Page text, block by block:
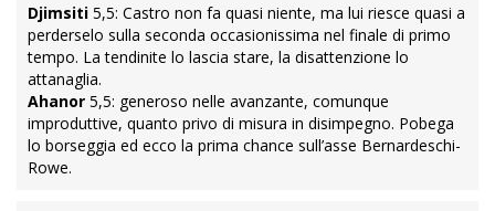
Djimsiti 5,5: Castro non fa quasi niente, ma lui riesce quasi a
perderselo sulla seconda occasionissima nel finale di primo
tempo. La tendinite lo lascia stare, la disattenzione lo
attanaglia.
Ahanor 5,5: generoso nelle avanzante, comunque
improduttive, quanto privo di misura in disimpegno. Pobega
lo borseggia ed ecco la prima chance sull’asse Bernardeschi-
Rowe.